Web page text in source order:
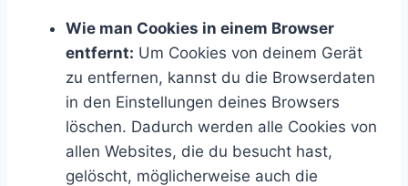
Wie man Cookies in einem Browser
entfernt: Um Cookies von deinem Gerät
zu entfernen, kannst du die Browserdaten
in den Einstellungen deines Browsers
löschen. Dadurch werden alle Cookies von
allen Websites, die du besucht hast,
gelöscht, möglicherweise auch die